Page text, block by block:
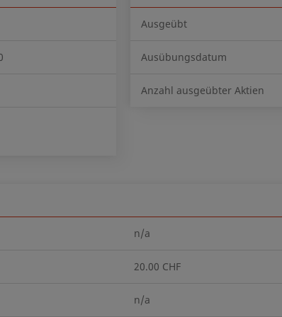
Ausgeübt
Ausübungsdatum
Anzahl ausgeübter Aktien
n/a
20.00 CHF
n/a